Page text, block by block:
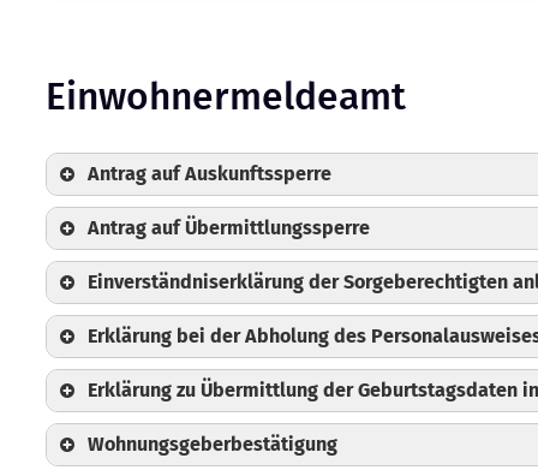
Einwohnermeldeamt
Antrag auf Auskunftssperre
Antrag auf Übermittlungssperre
Einverständniserklärung der Sorgeberechtigten
Erklärung bei der Abholung des
Erklärung zu Übermittlung der Geburtstagsdaten
Wohnungsgeberbestätigung